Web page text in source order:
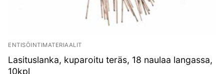
ENTISÖINTIMATERIAALIT
Lasituslanka, kuparoitu teräs, 18 naulaa langassa,
10kpl